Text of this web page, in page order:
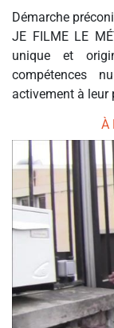
Démarche
JE FILME LE
unique et
compétences
activement à leur
À